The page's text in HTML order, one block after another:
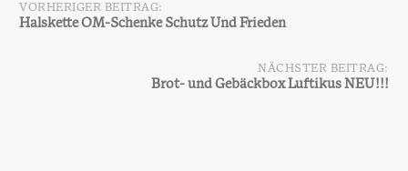
Beitragsnavigation
VORHERIGER BEITRAG:
Halskette OM-Schenke Schutz Und Frieden
NÄCHSTER BEITRAG:
Brot- und Gebäckbox Luftikus NEU!!!